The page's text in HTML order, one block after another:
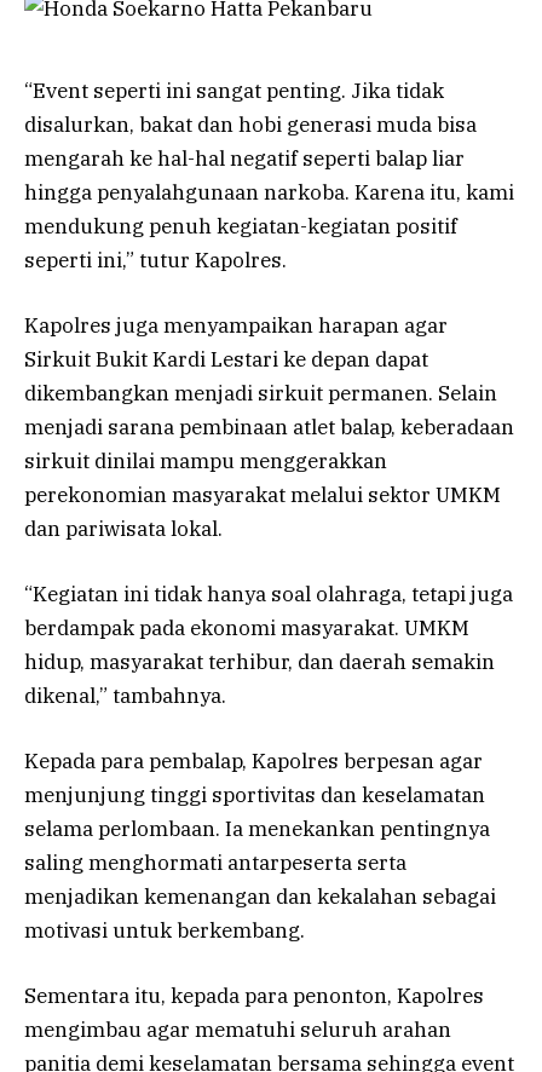
“Event seperti ini sangat penting. Jika tidak
disalurkan, bakat dan hobi generasi muda bisa
mengarah ke hal-hal negatif seperti balap liar
hingga penyalahgunaan narkoba. Karena itu, kami
mendukung penuh kegiatan-kegiatan positif
seperti ini,” tutur Kapolres.
Kapolres juga menyampaikan harapan agar
Sirkuit Bukit Kardi Lestari ke depan dapat
dikembangkan menjadi sirkuit permanen. Selain
menjadi sarana pembinaan atlet balap, keberadaan
sirkuit dinilai mampu menggerakkan
perekonomian masyarakat melalui sektor UMKM
dan pariwisata lokal.
“Kegiatan ini tidak hanya soal olahraga, tetapi juga
berdampak pada ekonomi masyarakat. UMKM
hidup, masyarakat terhibur, dan daerah semakin
dikenal,” tambahnya.
Kepada para pembalap, Kapolres berpesan agar
menjunjung tinggi sportivitas dan keselamatan
selama perlombaan. Ia menekankan pentingnya
saling menghormati antarpeserta serta
menjadikan kemenangan dan kekalahan sebagai
motivasi untuk berkembang.
Sementara itu, kepada para penonton, Kapolres
mengimbau agar mematuhi seluruh arahan
panitia demi keselamatan bersama sehingga event